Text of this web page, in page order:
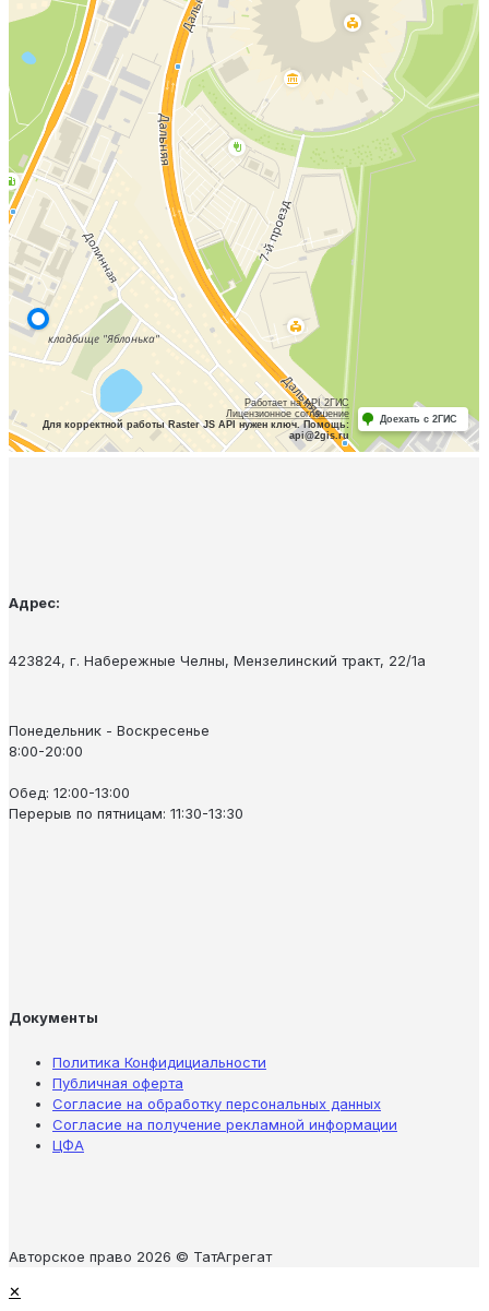
Адрес:
423824, г. Набережные Челны, Мензелинский тракт, 22/1а
Понедельник - Воскресенье
8:00-20:00
Обед: 12:00-13:00
Перерыв по пятницам: 11:30-13:30
Документы
Политика Конфидициальности
Публичная оферта
Согласие на обработку персональных данных
Согласие на получение рекламной информации
ЦФА
Авторское право 2026 © ТатАгрегат
✕